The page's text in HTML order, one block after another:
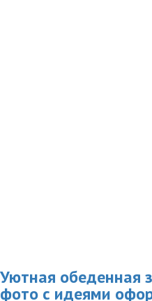
Уютная обеденная
фото с идеями